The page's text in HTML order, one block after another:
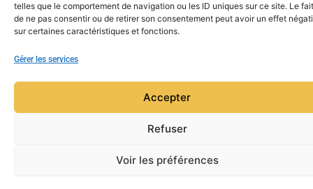
telles que le comportement de navigation ou les ID uniques sur ce site. Le fait
de ne pas consentir ou de retirer son consentement peut avoir un effet
sur certaines caractéristiques et fonctions.
Gérer les services
Accepter
Refuser
Voir les préférences
Note
0
Copyright © 2026 Mensa Aquitaine | Powered byThème
WordPress Astra